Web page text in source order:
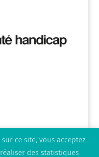
ce site, vous acceptez
des statistiques